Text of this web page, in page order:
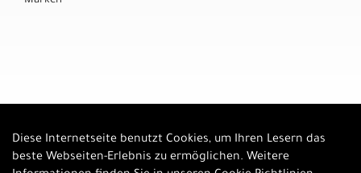
Diese Internetseite benutzt Cookies, um Ihren Lesern das
beste Webseiten-Erlebnis zu ermöglichen. Weitere
Auftrag widerrufen